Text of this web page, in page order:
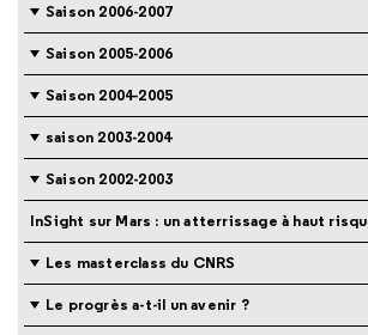
Saison 2006-2007
Saison 2005-2006
Saison 2004-2005
saison 2003-2004
Saison 2002-2003
InSight sur Mars : un atterrissage à haut
Les masterclass du CNRS
Le progrès a-t-il un avenir ?